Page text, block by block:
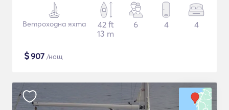
Ветроходна яхта
42 ft
13 m
6 4 4
$907 /нощ